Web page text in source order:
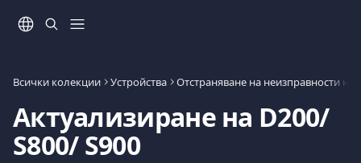
Всички колекции Устройства Отстраняване на неизправности на
Актуализиране на D200/
S800/ S900